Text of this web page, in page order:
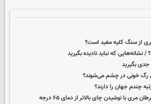
از سنگ کلیه مفید است؟
که نباید نادیده بگیرید
بگیرید
رگ خونی در چشم می‌شوند؟
چندم جهان را دارند؟
مری با نوشیدن چای بالاتر از دمای ۶۵ درجه